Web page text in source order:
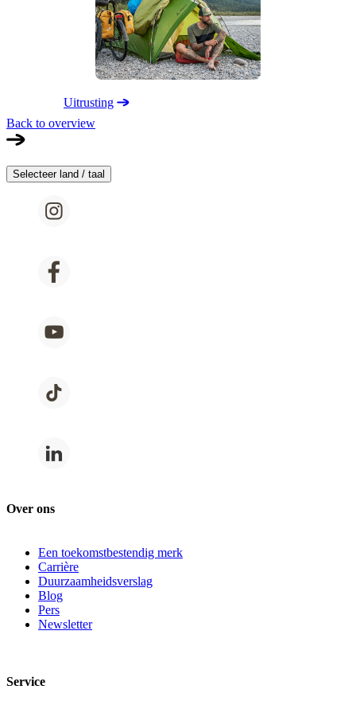
Uitrusting
Back to overview
Selecteer land / taal
Over ons
Een toekomstbestendig merk
Carrière
Duurzaamheidsverslag
Blog
Pers
Newsletter
Service